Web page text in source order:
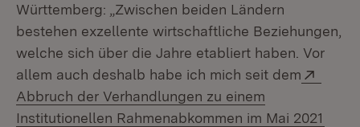
Württemberg: „Zwischen beiden Ländern
bestehen exzellente wirtschaftliche Beziehungen,
welche sich über die Jahre etabliert haben. Vor
allem auch deshalb habe ich mich seit dem
Abbruch der Verhandlungen zu einem
Institutionellen Rahmenabkommen im Mai 2021